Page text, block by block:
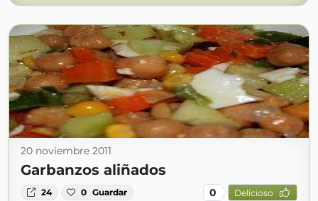
20 noviembre 2011
Garbanzos aliñados
24 0 Guardar 0 Delicioso